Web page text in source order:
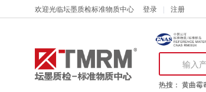
欢迎光临坛墨质检标准物质中心 登录 注册
热搜： 黄曲霉